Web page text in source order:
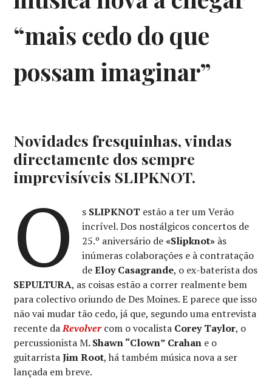
“mais cedo do que
possam imaginar”
Novidades fresquinhas, vindas
directamente dos sempre
imprevisíveis SLIPKNOT.
O s SLIPKNOTestão a ter um Verão
incrível. Dos nostálgicos concertos de
25.º aniversário de«Slipknot»às
inúmeras colaborações e à contratação
deEloy Casagrande, o ex-baterista dos
SEPULTURA, as coisas estão a correr realmente bem
para colectivo oriundo de Des Moines. E parece que isso
não vai mudar tão cedo, já que, segundo uma entrevista
recente daRevolvercom o vocalista Corey Taylor, o
percussionista M. Shawn “Clown” Crahan e o
guitarristaJim Root, há também música nova a ser
lançada em breve.